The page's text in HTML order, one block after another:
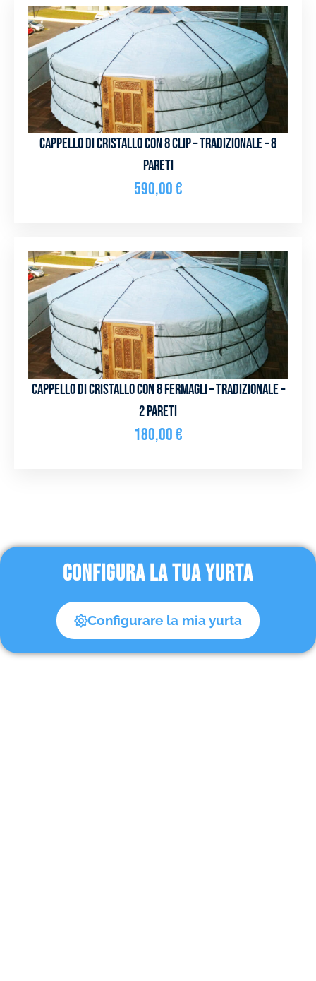
Cappello di cristallo con 8 clip – Tradizionale – 8
pareti
590,00€
Cappello di cristallo con 8 fermagli – Tradizionale –
2 pareti
180,00€
CONFIGURA LA TUA YURTA
Configurare la mia yurta